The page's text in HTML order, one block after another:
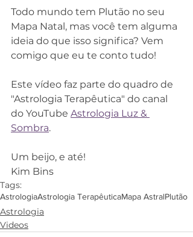
Todo mundo tem Plutão no seu
Mapa Natal, mas você tem alguma
ideia do que isso significa? Vem
comigo que eu te conto tudo!
Este vídeo faz parte do quadro de
"Astrologia Terapêutica" do canal
do YouTube Astrologia Luz &
Sombra.
Um beijo, e até!
Kim Bins
Tags:
AstrologiaAstrologia TerapêuticaMapa AstralPlutão
Astrologia
Videos